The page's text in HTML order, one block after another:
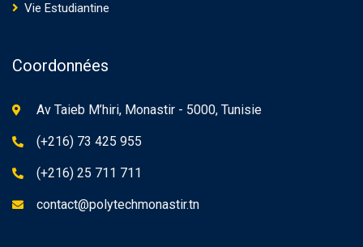
Vie Estudiantine
Coordonnées
Av Taieb M’hiri, Monastir - 5000, Tunisie
(+216) 73 425 955
(+216) 25 711 711
contact@polytechmonastir.tn